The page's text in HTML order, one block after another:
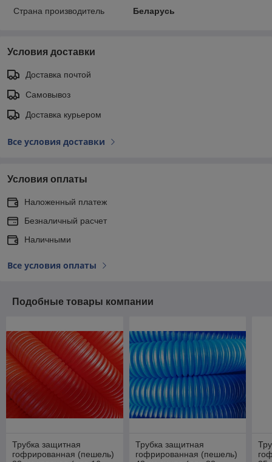
Страна производитель Беларусь
Условия доставки
Доставка почтой
Самовывоз
Доставка курьером
Все условия доставки
Условия оплаты
Наложенный платеж
Безналичный расчет
Наличными
Все условия оплаты
Подобные товары компании
Трубка защитная
гофрированная (пешель)
Трубка защитная
гофрированная (пешель)